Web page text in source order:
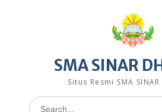
SMA SINAR
Situs Resmi SMA SINAR
Search